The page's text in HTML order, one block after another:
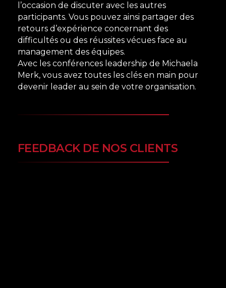
l’occasion de discuter avec les autres
participants. Vous pouvez ainsi partager des
retours d’expérience concernant des
difficultés ou des réussites vécues face au
management des équipes.
Avec les conférences leadership de Michaela
Merk, vous avez toutes les clés en main pour
devenir leader au sein de votre organisation.
FEEDBACK DE NOS CLIENTS